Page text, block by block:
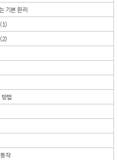
기본 원리
법
작